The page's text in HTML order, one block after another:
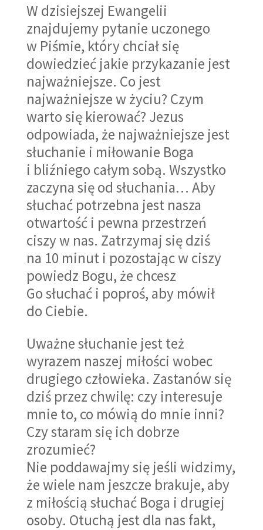
W dzisiejszej Ewangelii
znajdujemy pytanie uczonego
w Piśmie, który chciał się
dowiedzieć jakie przykazanie jest
najważniejsze. Co jest
najważniejsze w życiu? Czym
warto się kierować? Jezus
odpowiada, że najważniejsze jest
słuchanie i miłowanie Boga
i bliźniego całym sobą. Wszystko
zaczyna się od słuchania… Aby
słuchać potrzebna jest nasza
otwartość i pewna przestrzeń
ciszy w nas. Zatrzymaj się dziś
na 10 minut i pozostając w ciszy
powiedz Bogu, że chcesz
Go słuchać i poproś, aby mówił
do Ciebie.
Uważne słuchanie jest też
wyrazem naszej miłości wobec
drugiego człowieka. Zastanów się
dziś przez chwilę: czy interesuje
mnie to, co mówią do mnie inni?
Czy staram się ich dobrze
zrozumieć?
Nie poddawajmy się jeśli widzimy,
że wiele nam jeszcze brakuje, aby
z miłością słuchać Boga i drugiej
osoby. Otuchą jest dla nas fakt,